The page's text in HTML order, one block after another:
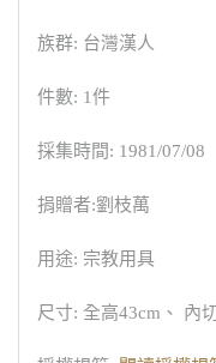
族群: 台灣漢人
件數: 1件
採集時間: 1981/07/08
捐贈者:劉枝萬
用途: 宗教用具
尺寸: 全高43cm、 內